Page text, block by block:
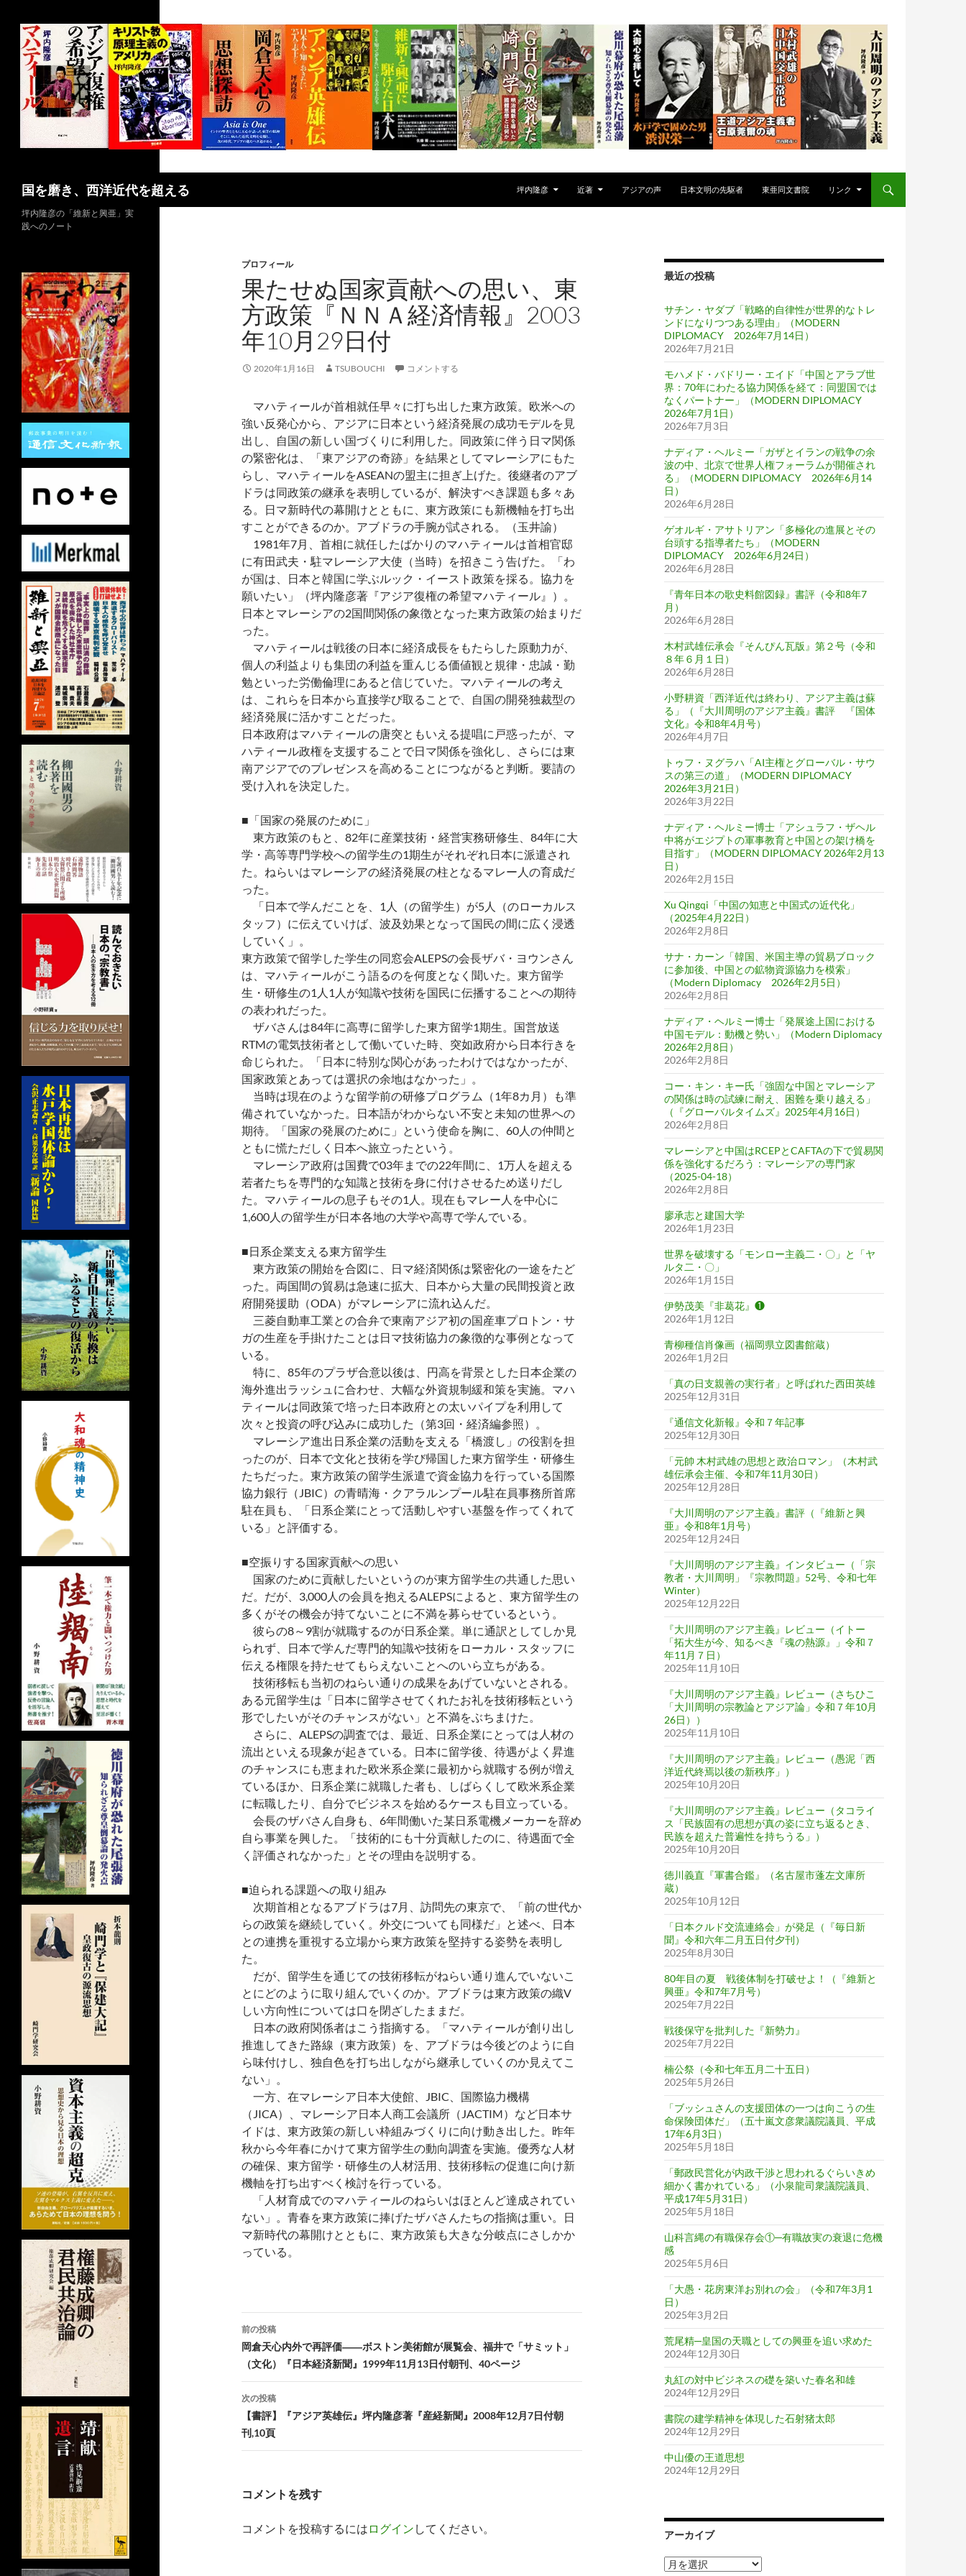
国を磨き、西洋近代を超える 坪内隆彦 近著 アジアの声 日本文明の先駆者 東亜同文書院 リンク
プロフィール
果たせぬ国家貢献への思い、東
方政策『ＮＮＡ経済情報』2003
年10月29日付
2020年1月16日 TSUBOUCHI コメントする
マハティールが首相就任早々に打ち出した東方政策。欧米への
強い反発心から、アジアに日本という経済発展の成功モデルを見
出し、自国の新しい国づくりに利用した。同政策に伴う日マ関係
の緊密化は、「東アジアの奇跡」を結果としてマレーシアにもた
らし、マハティールをASEANの盟主に担ぎ上げた。後継者のアブ
ドラは同政策の継承を表明しているが、解決すべき課題も多々あ
る。日マ新時代の幕開けとともに、東方政策にも新機軸を打ち出
すことができるのか。アブドラの手腕が試される。（玉井諭）
1981年7月、首相に就任したばかりのマハティールは首相官邸
に有田武夫・駐マレーシア大使（当時）を招きこう告げた。「わ
が国は、日本と韓国に学ぶルック・イースト政策を採る。協力を
願いたい」（坪内隆彦著『アジア復権の希望マハティール』）。
日本とマレーシアの2国間関係の象徴となった東方政策の始まりだ
った。
マハティールは戦後の日本に経済成長をもたらした原動力が、
個人の利益よりも集団の利益を重んじる価値観と規律・忠誠・勤
勉といった労働倫理にあると信じていた。マハティールの考え
は、これらを日本から直接学び取ることで、自国の開発独裁型の
経済発展に活かすことだった。
日本政府はマハティールの唐突ともいえる提唱に戸惑ったが、マ
ハティール政権を支援することで日マ関係を強化し、さらには東
南アジアでのプレゼンスを高めることにつながると判断。要請の
受け入れを決定した。
■「国家の発展のために」
東方政策のもと、82年に産業技術・経営実務研修生、84年に大
学・高等専門学校への留学生の1期生がそれぞれ日本に派遣され
た。ねらいはマレーシアの経済発展の柱となるマレー人の育成だ
った。
「日本で学んだことを、1人（の留学生）が5人（のローカルス
タッフ）に伝えていけば、波及効果となって国民の間に広く浸透
していく」。
東方政策で留学した学生の同窓会ALEPSの会長ザバ・ヨウンさん
は、マハティールがこう語るのを何度となく聞いた。東方留学
生・研修生の1人1人が知識や技術を国民に伝播することへの期待
の表われだった。
ザバさんは84年に高専に留学した東方留学1期生。国営放送
RTMの電気技術者として働いていた時、突如政府から日本行きを
命じられた。「日本に特別な関心があったわけではなかったが、
国家政策とあっては選択の余地はなかった」。
当時は現在のような留学前の研修プログラム（1年8カ月）も準
備されていなかった。日本語がわからない不安と未知の世界への
期待。「国家の発展のために」という使命を胸に、60人の仲間と
ともに慌ただしく日本へ旅立ったという。
マレーシア政府は国費で03年までの22年間に、1万人を超える
若者たちを専門的な知識と技術を身に付けさせるため送りだし
た。マハティールの息子もその1人。現在もマレー人を中心に
1,600人の留学生が日本各地の大学や高専で学んでいる。
■日系企業支える東方留学生
東方政策の開始を合図に、日マ経済関係は緊密化の一途をたど
った。両国間の貿易は急速に拡大、日本から大量の民間投資と政
府開発援助（ODA）がマレーシアに流れ込んだ。
三菱自動車工業との合弁で東南アジア初の国産車プロトン・サ
ガの生産を手掛けたことは日マ技術協力の象徴的な事例となって
いる。
特に、85年のプラザ合意以後は、円高を背景とした日本企業の
海外進出ラッシュに合わせ、大幅な外資規制緩和策を実施。マハ
ティールは同政策で培った日本政府との太いパイプを利用して
次々と投資の呼び込みに成功した（第3回・経済編参照）。
マレーシア進出日系企業の活動を支える「橋渡し」の役割を担
ったのが、日本で文化と技術を学び帰国した東方留学生・研修生
たちだった。東方政策の留学生派遣で資金協力を行っている国際
協力銀行（JBIC）の青晴海・クアラルンプール駐在員事務所首席
駐在員も、「日系企業にとって活動しやすい基盤を作ってくれて
いる」と評価する。
■空振りする国家貢献への思い
国家のために貢献したいというのが東方留学生の共通した思い
だ。だが、3,000人の会員を抱えるALEPSによると、東方留学生の
多くがその機会が持てないことに不満を募らせているという。
彼らの8～9割が就職するのが日系企業。単に通訳としてしか見
られず、日本で学んだ専門的知識や技術をローカル・スタッフに
伝える権限を持たせてもらえないことへのいら立ちがある。
技術移転も当初のねらい通りの成果をあげていないとされる。
ある元留学生は「日本に留学させてくれたお礼を技術移転という
形でしたいがそのチャンスがない」と不満をぶちまけた。
さらに、ALEPSの調査では、最近、日系企業にとっては人材の
流出といえる現象が起きている。日本に留学後、待遇がよく昇進
のチャンスにも恵まれた欧米系企業に最初から就職する例が増え
ているほか、日系企業に就職した者も、しばらくして欧米系企業
に転職したり、自分でビジネスを始めるケースも目立っている。
会長のザバさん自身も、6年間働いた某日系電機メーカーを辞め
自ら事業を興した。「技術的にも十分貢献したのに、待遇面で全
く評価されなかった」とその理由を説明する。
■迫られる課題への取り組み
次期首相となるアブドラは7月、訪問先の東京で、「前の世代か
らの政策を継続していく。外交についても同様だ」と述べ、日本
との連携を重視する立場から東方政策を堅持する姿勢を表明し
た。
だが、留学生を通じての技術移転がねらい通り進んでいないこ
とにどのように取り組んでいくのか。アブドラは東方政策の織V
しい方向性については口を閉ざしたままだ。
日本の政府関係者はこう指摘する。「マハティールが創り出し
推進してきた路線（東方政策）を、アブドラは今後どのように自
ら味付けし、独自色を打ち出しながら継承していくのか見えてこ
ない」。
一方、在マレーシア日本大使館、JBIC、国際協力機構
（JICA）、マレーシア日本人商工会議所（JACTIM）など日本サ
イドは、東方政策の新しい枠組みづくりに向け動き出した。昨年
秋から今年春にかけて東方留学生の動向調査を実施。優秀な人材
の確保、東方留学・研修生の人材活用、技術移転の促進に向け新
機軸を打ち出すべく検討を行っている。
「人材育成でのマハティールのねらいはほとんど達成されてい
ない」。青春を東方政策に捧げたザバさんたちの指摘は重い。日
マ新時代の幕開けとともに、東方政策も大きな分岐点にさしかか
っている。
投
稿
ナ
ビ
ゲ
ー
ョ
ン
前の投稿
岡倉天心内外で再評価――ボストン美術館が展覧会、福井で「サミット」
（文化）『日本経済新聞』1999年11月13日付朝刊、40ページ
次の投稿
【書評】『アジア英雄伝』坪内隆彦著『産経新聞』2008年12月7日付朝
刊,10頁
コメントを残す
コメントを投稿するには ログイン してください。
最近の投稿
サチン・ヤダブ「戦略的自律性が世界的なトレ
ンドになりつつある理由」（MODERN
DIPLOMACY 2026年7月14日）
2026年7月21日
モハメド・バドリー・エイド「中国とアラブ世
界：70年にわたる協力関係を経て：同盟国では
なくパートナー」（MODERN DIPLOMACY
2026年7月1日）
2026年7月3日
ナディア・ヘルミー「ガザとイランの戦争の余
波の中、北京で世界人権フォーラムが開催され
る」（MODERN DIPLOMACY 2026年6月14
日）
2026年6月28日
ゲオルギ・アサトリアン「多極化の進展とその
台頭する指導者たち」（MODERN
DIPLOMACY 2026年6月24日）
2026年6月28日
『青年日本の歌史料館図録』書評（令和8年7
月）
2026年6月28日
木村武雄伝承会『そんぴん瓦版』第２号（令和
８年６月１日）
2026年6月28日
小野耕資「西洋近代は終わり、アジア主義は蘇
る」（『大川周明のアジア主義』書評 『国体
文化』令和8年4月号）
2026年4月7日
トゥフ・ヌグラハ「AI主権とグローバル・サウ
スの第三の道」（MODERN DIPLOMACY
2026年3月21日）
2026年3月22日
ナディア・ヘルミー博士「アシュラフ・ザヘル
中将がエジプトの軍事教育と中国との架け橋を
目指す」（MODERN DIPLOMACY 2026年2月13
日）
2026年2月15日
Xu Qingqi「中国の知恵と中国式の近代化」
（2025年4月22日）
2026年2月8日
サナ・カーン「韓国、米国主導の貿易ブロック
に参加後、中国との鉱物資源協力を模索」
（Modern Diplomacy 2026年2月5日）
2026年2月8日
ナディア・ヘルミー博士「発展途上国における
中国モデル：動機と勢い」（Modern Diplomacy
2026年2月8日）
2026年2月8日
コー・キン・キー氏「強固な中国とマレーシア
の関係は時の試練に耐え、困難を乗り越える」
（『グローバルタイムズ』2025年4月16日）
2026年2月8日
マレーシアと中国はRCEPとCAFTAの下で貿易関
係を強化するだろう：マレーシアの専門家
（2025-04-18）
2026年2月8日
廖承志と建国大学
2026年1月23日
世界を破壊する「モンロー主義二・〇」と「ヤ
ルタ二・〇」
2026年1月15日
伊勢茂美『非葛花』❶
2026年1月12日
青柳種信肖像画（福岡県立図書館蔵）
2026年1月2日
「真の日支親善の実行者」と呼ばれた西田英雄
2025年12月31日
『通信文化新報』令和７年記事
2025年12月30日
「元帥 木村武雄の思想と政治ロマン」（木村武
雄伝承会主催、令和7年11月30日）
2025年12月28日
『大川周明のアジア主義』書評（『維新と興
亜』令和8年1月号）
2025年12月24日
『大川周明のアジア主義』インタビュー（「宗
教者・大川周明」『宗教問題』52号、令和七年
Winter）
2025年12月22日
『大川周明のアジア主義』レビュー（イトー
「拓大生が今、知るべき『魂の熱源』」令和７
年11月７日）
2025年11月10日
『大川周明のアジア主義』レビュー（さちひこ
「大川周明の宗教論とアジア論」令和７年10月
26日））
2025年11月10日
『大川周明のアジア主義』レビュー（愚泥「西
洋近代終焉以後の新秩序」）
2025年10月20日
『大川周明のアジア主義』レビュー（タコライ
ス「民族固有の思想が真の姿に立ち返るとき、
民族を超えた普遍性を持ちうる」）
2025年10月20日
徳川義直『軍書合鑑』（名古屋市蓬左文庫所
蔵）
2025年10月12日
「日本クルド交流連絡会」が発足（『毎日新
聞』令和六年二月五日付夕刊）
2025年8月30日
80年目の夏 戦後体制を打破せよ！（『維新と
興亜』令和7年7月号）
2025年7月22日
戦後保守を批判した『新勢力』
2025年7月22日
楠公祭（令和七年五月二十五日）
2025年5月26日
「ブッシュさんの支援団体の一つは向こうの生
命保険団体だ」（五十嵐文彦衆議院議員、平成
17年6月3日）
2025年5月18日
「郵政民営化が内政干渉と思われるぐらいきめ
細かく書かれている」（小泉龍司衆議院議員、
平成17年5月31日）
2025年5月18日
山科言縄の有職保存会①─有職故実の衰退に危機
感
2025年5月6日
「大愚・花房東洋お別れの会」（令和7年3月1
日）
2025年3月2日
荒尾精─皇国の天職としての興亜を追い求めた
2024年12月30日
丸紅の対中ビジネスの礎を築いた春名和雄
2024年12月29日
書院の建学精神を体現した石射猪太郎
2024年12月29日
中山優の王道思想
2024年12月29日
アーカイブ
ア
坪内隆彦の「維新と興亜」実
践へのノート